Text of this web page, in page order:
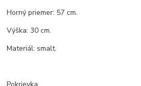
Horný priemer: 57 cm.
Výška: 30 cm.
Materiál: smalt.